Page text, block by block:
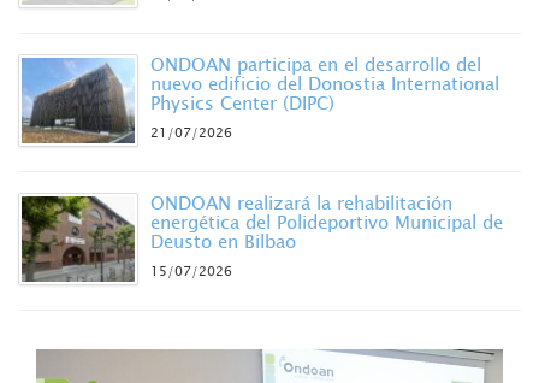
ONDOAN participa en el desarrollo del
nuevo edificio del Donostia International
Physics Center (DIPC)
21/07/2026
ONDOAN realizará la rehabilitación
energética del Polideportivo Municipal de
Deusto en Bilbao
15/07/2026